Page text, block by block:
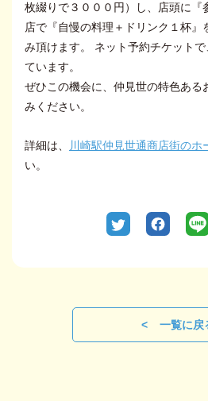
枚綴りで３０００円）し、店頭に『
店で『自慢の料理＋ドリンク１杯』
み頂けます。 ネット予約チケット
ています。
ぜひこの機会に、仲見世の特色ある
みください。
詳細は、 川崎駅仲見世通商店街のホ
い。
一覧に戻